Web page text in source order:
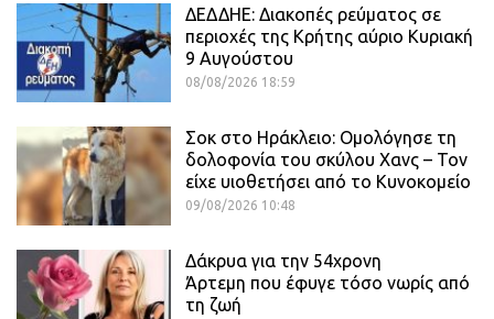
ΔΕΔΔΗΕ: Διακοπές ρεύματος σε
περιοχές της Κρήτης αύριο Κυριακή
9 Αυγούστου
08/08/2026 18:59
Σοκ στο Ηράκλειο: Ομολόγησε τη
δολοφονία του σκύλου Χανς – Τον
είχε υιοθετήσει από το Κυνοκομείο
09/08/2026 10:48
Δάκρυα για την 54χρονη
Άρτεμη που έφυγε τόσο νωρίς από
τη ζωή